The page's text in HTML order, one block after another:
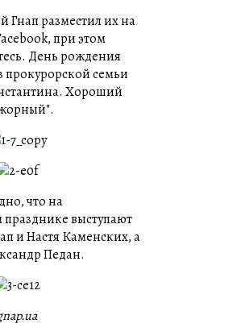
разместил их на
при этом
День рождения
прокурорской семьи
Хороший
что на
выступают
и Настя Каменских, а
Педан.